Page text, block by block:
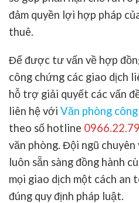
đảm quyền lợi hợp pháp
thuê.
Để được tư vấn về hợp
công chứng các giao dịch
hỗ trợ giải quyết các vấn
liên hệ với Văn phòng
theo số hotline
văn phòng. Đội ngũ
luôn sẵn sàng đồng hành
mọi giao dịch một cách an
đúng quy định pháp luật.